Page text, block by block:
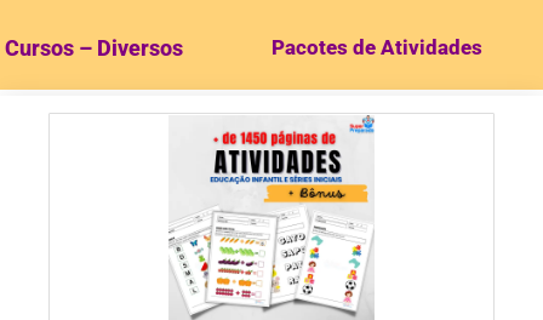
Cursos – Diversos Pacotes de Atividades